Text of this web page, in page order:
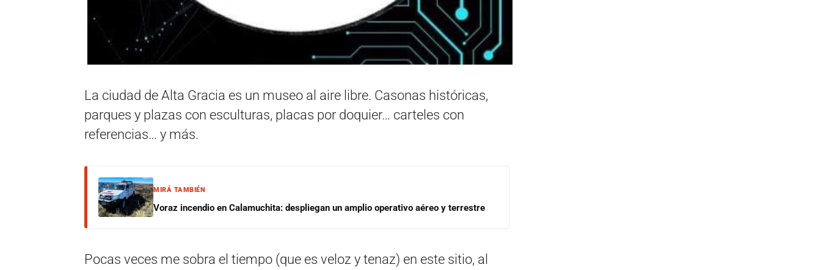
La ciudad de Alta Gracia es un museo al aire libre. Casonas históricas,
parques y plazas con esculturas, placas por doquier… carteles con
referencias… y más.
MIRÁ TAMBIÉN
Voraz incendio en Calamuchita: despliegan un amplio operativo aéreo y terrestre
Pocas veces me sobra el tiempo (que es veloz y tenaz) en este sitio, al